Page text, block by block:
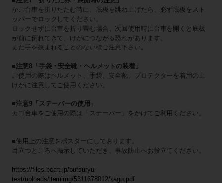
かご台車を折りたたむ時に、底板を跳ね上げたら、必ず底板をスト
ッパーでロックしてください。
ロックせずに台車を折り畳む場合、次回使用時に台車を開くと底板
が前に倒れてきて、けがにつながる恐れがあります。
また手を挟まれることのない様ご注意下さい。
■注意8「手袋・安全靴・ヘルメットの装着」
ご使用の際はヘルメット、手袋、安全靴、プロテクターを着用の上
けがに注意してご使用ください。
■注意9「ステーバーの使用」
カゴ台車をご使用の際は「ステーバー」をかけてご利用ください。
■使用上の注意をポスターにしております。
目立つところへ掲示していただき、事故防止へお役立てください。
https://files.bcart.jp/butsuryu-
test/uploads/itemimg/5311678012/kago.pdf